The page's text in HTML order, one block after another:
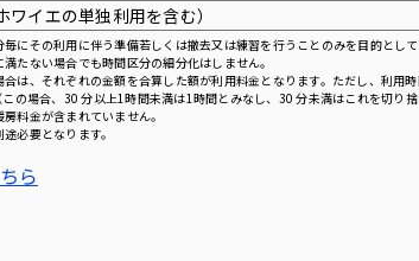
イエの単独利用を含む）
にその利用に伴う準備若しくは撤去又は練習を行うことのみを目的とし
たない場合でも時間区分の細分化はしません。
は、それぞれの金額を合算した額が利用料金となります。ただし、利
の場合、30 分以上1時間未満は1時間とみなし、30 分未満はこれを切り捨
料金が含まれていません。
必要となります。
ら